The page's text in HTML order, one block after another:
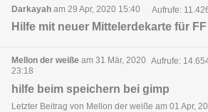
Darkayah am 29 Apr, 2020 15:40 Aufrufe:
Hilfe mit neuer Mittelerdekarte für FF
Mellon der weiße am 31 Mär, 2020
23:18
Aufrufe:
hilfe beim speichern bei gimp
Letzter Beitrag von Mellon der weiße am 01 Apr,